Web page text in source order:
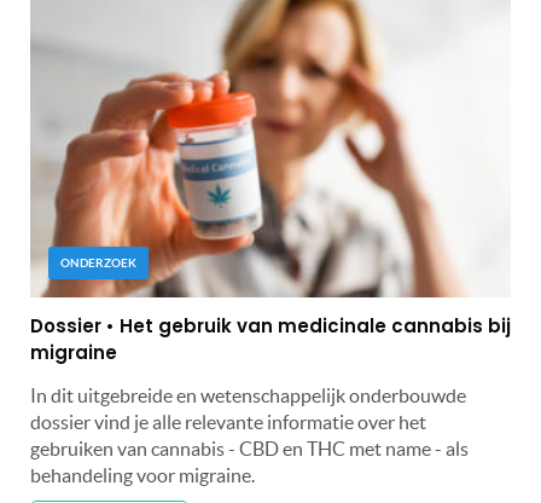
ONDERZOEK
Dossier • Het gebruik van medicinale cannabis bij
migraine
In dit uitgebreide en wetenschappelijk onderbouwde
dossier vind je alle relevante informatie over het
gebruiken van cannabis - CBD en THC met name - als
behandeling voor migraine.